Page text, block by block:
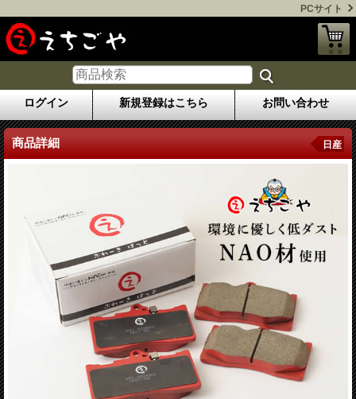
PCサイト
ログイン 新規登録はこちら お問い合わせ
商品詳細 日産